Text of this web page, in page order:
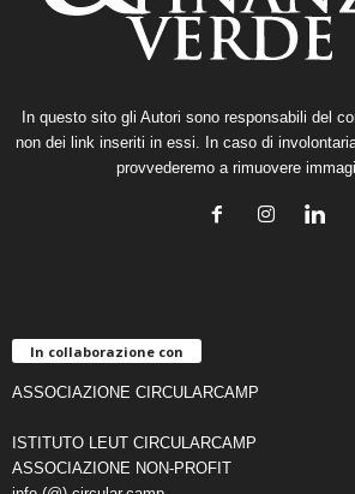
In questo sito gli Autori sono responsabili del
non dei link inseriti in essi. In caso di
provvederemo a rimuovere
In collaborazione con
ASSOCIAZIONE CIRCULARCAMP
ISTITUTO LEUT CIRCULARCAMP
ASSOCIAZIONE NON-PROFIT